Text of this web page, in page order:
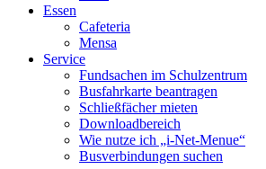
Essen
Cafeteria
Mensa
Service
Fundsachen im Schulzentrum
Busfahrkarte beantragen
Schließfächer mieten
Downloadbereich
Wie nutze ich „i-Net-Menue“
Busverbindungen suchen